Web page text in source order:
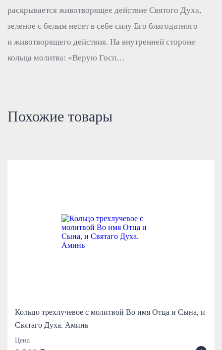
раскрывается животворящее действие Святого Духа,
зеленое с белым несет в себе силу Его благодатного
и животворящего действия. На внутренней стороне
кольца молитва: «Верую Госп…
Похожие товары
Кольцо трехлучевое с молитвой Во имя Отца и Сына, и
Святаго Духа. Аминь
Цена